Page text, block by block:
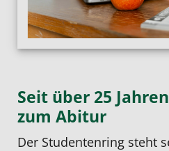
Seit über 25
zum Abitur
Der Studentenring steht